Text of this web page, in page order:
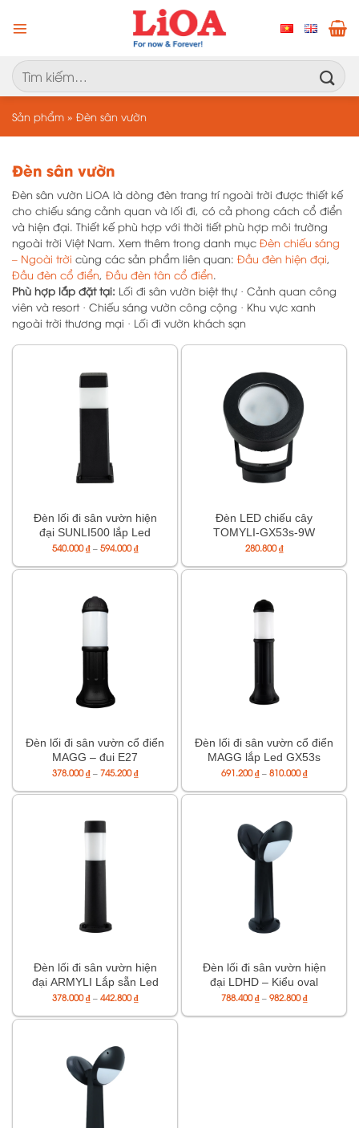
đến
Tìm
kiếm:
Sản phẩm » Đèn sân vườn
Đèn sân vườn
Đèn sân vườn LiOA là dòng đèn trang trí ngoài trời được thiết kế
cho chiếu sáng cảnh quan và lối đi, có cả phong cách cổ điển
và hiện đại. Thiết kế phù hợp với thời tiết phù hợp môi trường
ngoài trời Việt Nam. Xem thêm trong danh mục Đèn chiếu sáng
– Ngoài trời cùng các sản phẩm liên quan: Đầu đèn hiện đại,
Đầu đèn cổ điển, Đầu đèn tân cổ điển.
Phù hợp lắp đặt tại: Lối đi sân vườn biệt thự · Cảnh quan công
viên và resort · Chiếu sáng vườn công cộng · Khu vực xanh
ngoài trời thương mại · Lối đi vườn khách sạn
Đèn lối đi sân vườn hiện
đại SUNLI500 lắp Led
GX53s
540.000₫ – 594.000₫Khoảng
giá:
từ
540.000 ₫
Đèn LED chiếu cây
TOMYLI-GX53s-9W
280.800₫
Đèn lối đi sân vườn cổ điển
MAGG – đui E27
378.000₫ – 745.200₫Khoảng
giá:
từ
378.000 ₫
Đèn lối đi sân vườn cổ điển
MAGG lắp Led GX53s
691.200₫ – 810.000₫Khoảng
giá:
từ
691.200 ₫
Đèn lối đi sân vườn hiện
đại ARMYLI Lắp sẵn Led
GX53s-9W
378.000₫ – 442.800₫Khoảng
giá:
từ
378.000 ₫
Đèn lối đi sân vườn hiện
đại LDHD – Kiểu oval
(LDHDMBO/ LDHDHBO)
788.400₫ – 982.800₫Khoảng
giá:
từ